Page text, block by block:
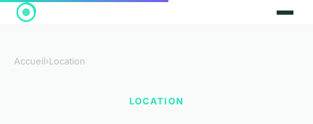
Accueil›Location
LOCATION